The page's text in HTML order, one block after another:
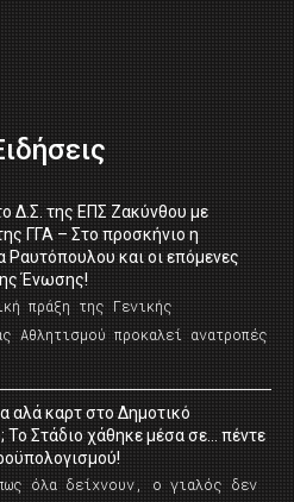
Δ.Σ. της ΕΠΣ Ζακύνθου με
ΓΓΑ – Στο προσκήνιο η
Ραυτόπουλου και οι επόμενες
Ένωσης!
πράξη της Γενικής
Αθλητισμού προκαλεί ανατροπές
αλά καρτ στο Δημοτικό
Το Στάδιο χάθηκε μέσα σε… πέντε
όλα δείχνουν, ο γιαλός δεν